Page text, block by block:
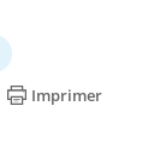
Imprimer